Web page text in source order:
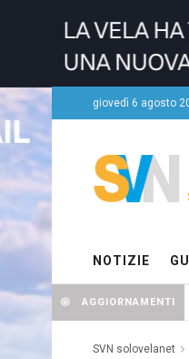
giovedì 6 agosto
NOTIZIE
AGGIORNAMENTI
SVN solovelanet